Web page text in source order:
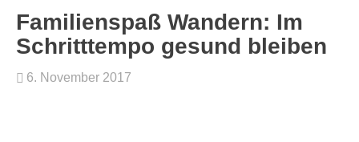
Familienspaß Wandern: Im
Schritttempo gesund bleiben
6. November 2017